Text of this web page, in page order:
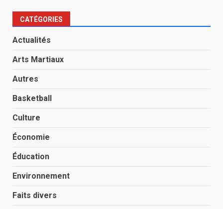
CATÉGORIES
Actualités
Arts Martiaux
Autres
Basketball
Culture
Économie
Éducation
Environnement
Faits divers